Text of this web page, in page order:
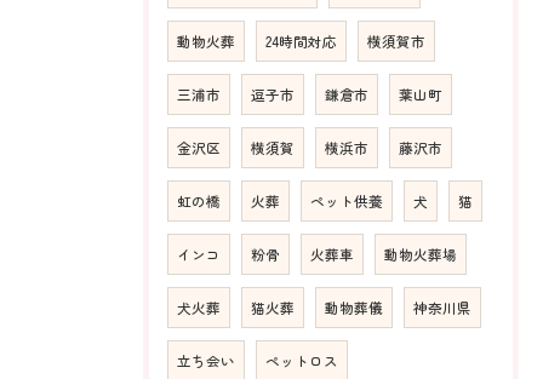
動物火葬 24時間対応 横須賀市
三浦市 逗子市 鎌倉市 葉山町
金沢区 横須賀 横浜市 藤沢市
虹の橋 火葬 ペット供養 犬 猫
インコ 粉骨 火葬車 動物火葬場
犬火葬 猫火葬 動物葬儀 神奈川県
立ち会い ペットロス